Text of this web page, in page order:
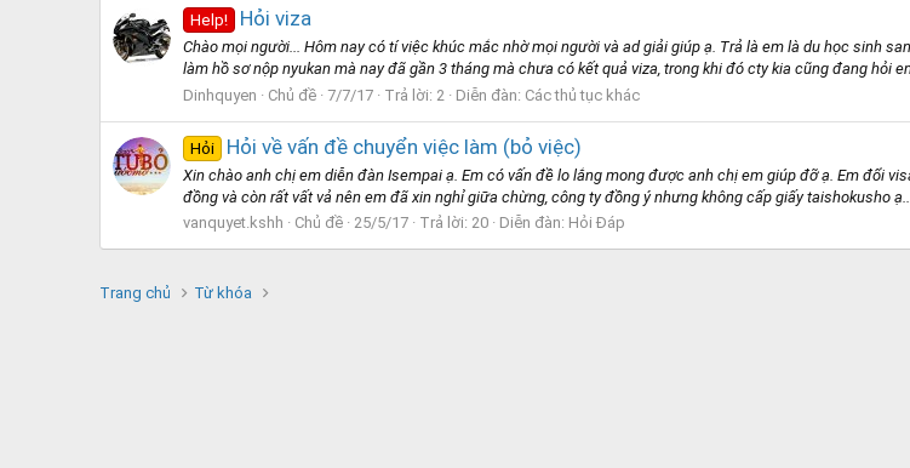
Help! Hỏi viza
Chào mọi người... Hôm nay có tí việc khúc mắc nhờ mọi người và ad giải giúp ạ. Trả là em là du học sinh
làm hồ sơ nộp nyukan mà nay đã gần 3 tháng mà chưa có kết quả viza, trong khi đó cty kia cũng đang hỏi
Dinhquyen
Chủ đề 7/7/17 Trả lời: 2 Diễn đàn: Các thủ tục khác
Hỏi Hỏi về vấn đề chuyển việc làm (bỏ việc)
Xin chào anh chị em diễn đàn Isempai ạ. Em có vấn đề lo lắng mong được anh chị em giúp đỡ ạ. Em đổi
đồng và còn rất vất vả nên em đã xin nghỉ giữa chừng, công ty đồng ý nhưng không cấp giấy taishokusho
vanquyet.kshh
Chủ đề 25/5/17 Trả lời: 20 Diễn đàn: Hỏi Đáp
Trang chủ Từ khóa